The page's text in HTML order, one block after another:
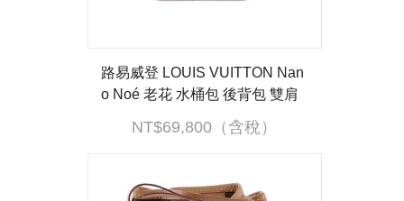
路易威登 LOUIS VUITTON Nan
o Noé 老花 水桶包 後背包 雙肩
包 M13656 晶片款 粉Nano Noé
Backpack後背包 無附屬品
NT$69,800（含稅）